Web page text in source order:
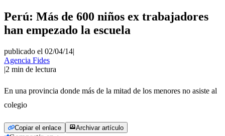
Perú: Más de 600 niños ex trabajadores
han empezado la escuela
publicado el 02/04/14|
Agencia Fides
|2 min de lectura
En una provincia donde más de la mitad de los menores no asiste al
colegio
Copiar el enlace Archivar artículo